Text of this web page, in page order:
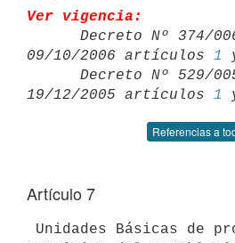
Ver vigencia:
09/10/2006 artículos 1
19/12/2005 artículos 1
Referencias a
Artículo 7